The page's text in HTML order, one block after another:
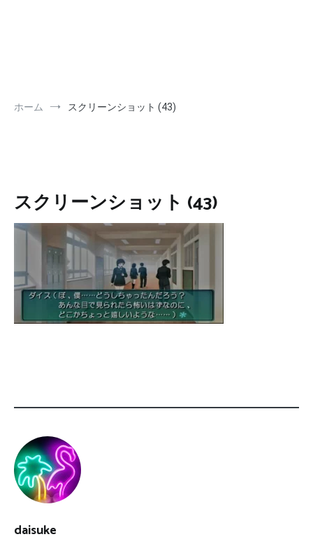
ホーム スクリーンショット (43)
スクリーンショット (43)
daisuke